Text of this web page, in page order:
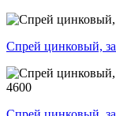
Спрей цинковый,